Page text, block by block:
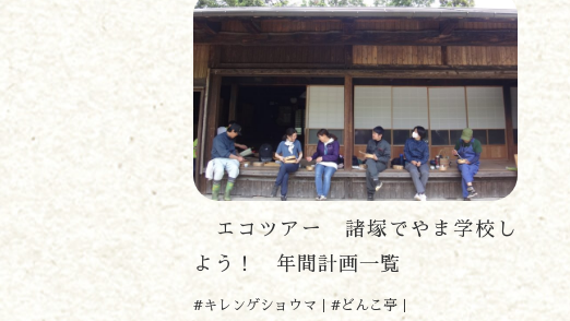
エコツアー 諸塚でやま学校し
よう！ 年間計画一覧
#キレンゲショウマ
#どんこ亭